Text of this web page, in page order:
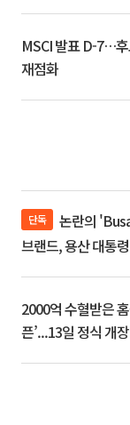
MSCI 발표 D-7…
재점화
단독
브랜드, 용산 대통
2000억 수혈받은
픈’...13일 정식 개